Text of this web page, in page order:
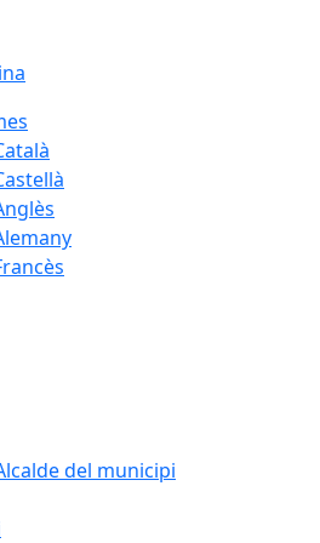
del municipi